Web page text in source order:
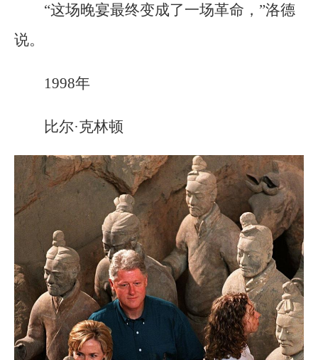
“这场晚宴最终变成了一场革命，”洛德
说。
1998年
比尔·克林顿